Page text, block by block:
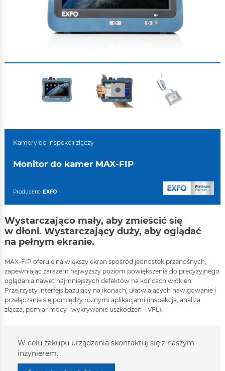
Kamery do inspekcji złączy
Monitor do kamer MAX-FIP
Producent: EXFO
Wystarczająco mały, aby zmieścić się
w dłoni. Wystarczający duży, aby oglądać
na pełnym ekranie.
MAX-FIP oferuje największy ekran spośród jednostek przenośnych,
zapewniając zarazem najwyższy poziom powiększenia do precyzyjnego
oglądania nawet najmniejszych defektów na końcach włókien.
Przejrzysty interfejs bazujący na ikonach, ułatwiających nawigowanie i
przełączanie się pomiędzy różnymi aplikacjami (inspekcja, analiza
złącza, pomiar mocy i wykrywanie uszkodzeń – VFL).
W celu zakupu urządzenia skontaktuj się z naszym
inżynierem.